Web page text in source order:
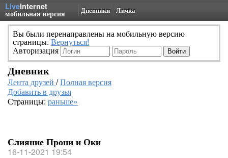
LiveInternet
мобильная версия Дневники Личка
Вы были перенаправлены на мобильную версию
страницы. Вернуться!
Авторизация
Дневник
Лента друзей /Полная версия
Добавить в друзья
Страницы: раньше»
Слияние Прони и Оки
16-11-2021 19:54